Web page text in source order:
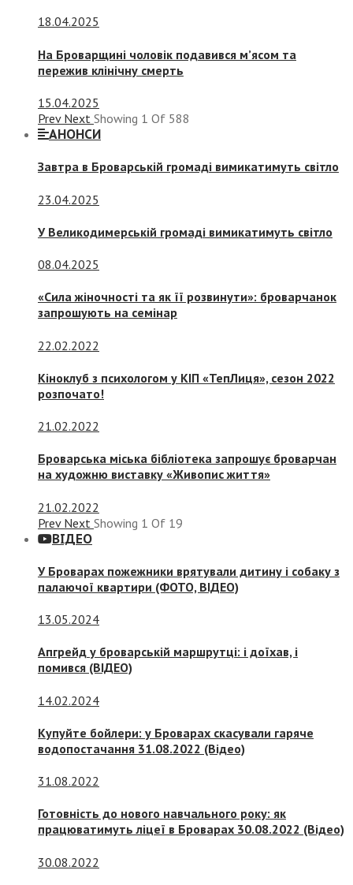
18.04.2025
На Броварщині чоловік подавився м’ясом та
пережив клінічну смерть
15.04.2025
Prev Next Showing 1 Of 588
АНОНСИ
Завтра в Броварській громаді вимикатимуть світло
23.04.2025
У Великодимерській громаді вимикатимуть світло
08.04.2025
«Сила жіночності та як її розвинути»: броварчанок
запрошують на семінар
22.02.2022
Кіноклуб з психологом у КІП «ТепЛиця», сезон 2022
розпочато!
21.02.2022
Броварська міська бібліотека запрошує броварчан
на художню виставку «Живопис життя»
21.02.2022
Prev Next Showing 1 Of 19
ВІДЕО
У Броварах пожежники врятували дитину і собаку з
палаючої квартири (ФОТО, ВІДЕО)
13.05.2024
Апгрейд у броварській маршрутці: і доїхав, і
помився (ВІДЕО)
14.02.2024
Купуйте бойлери: у Броварах скасували гаряче
водопостачання 31.08.2022 (Відео)
31.08.2022
Готовність до нового навчального року: як
працюватимуть ліцеї в Броварах 30.08.2022 (Відео)
30.08.2022